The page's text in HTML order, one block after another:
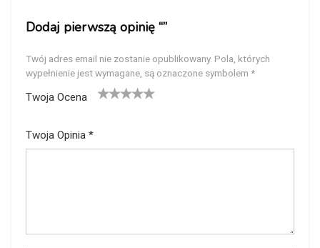
Dodaj pierwszą opinię “”
Twój adres email nie zostanie opublikowany. Pola, których
wypełnienie jest wymagane, są oznaczone symbolem *
Twoja Ocena
Twoja Opinia *